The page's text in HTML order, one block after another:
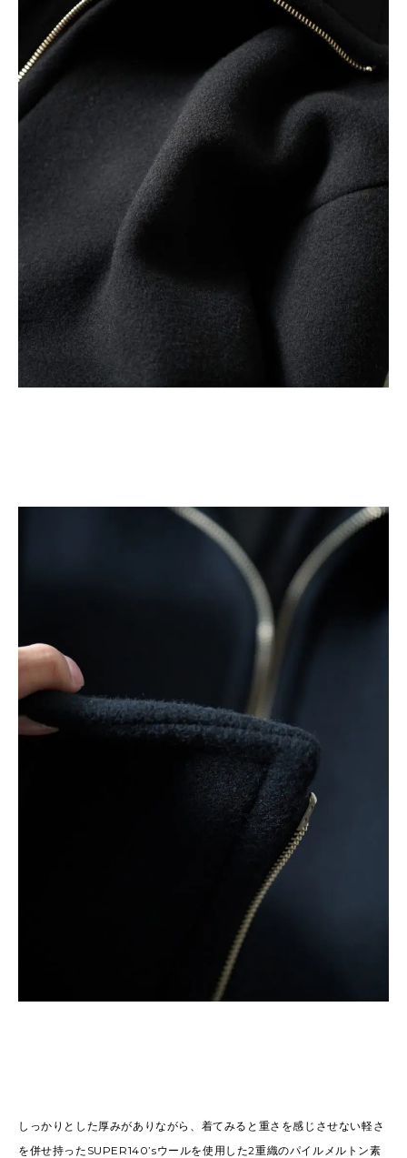
しっかりとした厚みがありながら、着てみると重さを感じさせない軽さ
を併せ持ったSUPER140’sウールを使用した2重織のパイルメルトン素